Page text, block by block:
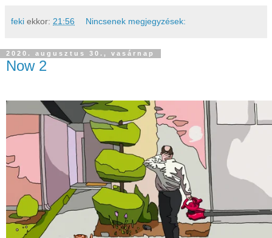
feki ekkor: 21:56 Nincsenek megjegyzések:
2020. augusztus 30., vasárnap
Now 2